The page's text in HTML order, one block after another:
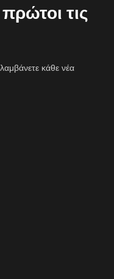
τις
κάθε νέα